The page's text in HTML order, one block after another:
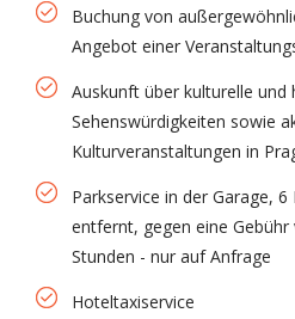
Buchung von
Angebot einer
Auskunft über kulturelle und
Sehenswürdigkeiten sowie
Kulturveranstaltungen in
Parkservice in der Garage,
entfernt, gegen eine Gebühr
Stunden - nur auf Anfrage
Hoteltaxiservice